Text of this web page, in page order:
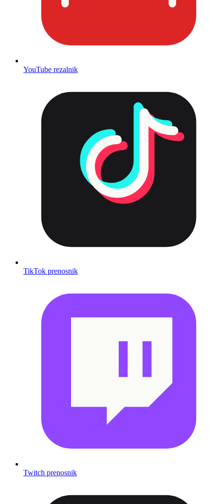
YouTube rezalnik
TikTok prenosnik
Twitch prenosnik